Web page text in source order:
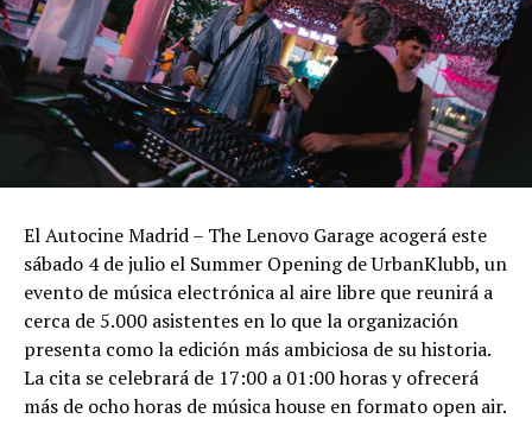
El Autocine Madrid – The Lenovo Garage acogerá este
sábado 4 de julio el Summer Opening de UrbanKlubb, un
evento de música electrónica al aire libre que reunirá a
cerca de 5.000 asistentes en lo que la organización
presenta como la edición más ambiciosa de su historia.
La cita se celebrará de 17:00 a 01:00 horas y ofrecerá
más de ocho horas de música house en formato open air.